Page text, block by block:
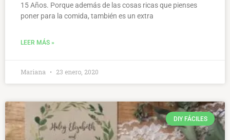
15 Años. Porque además de las cosas ricas que pienses
poner para la comida, también es un extra
LEER MÁS »
Mariana 23 enero, 2020
DIY FÁCILES